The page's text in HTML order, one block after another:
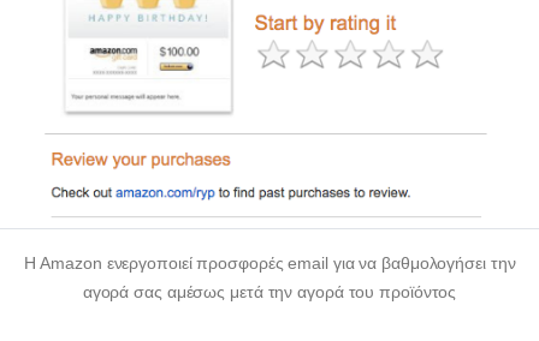
Η Amazon ενεργοποιεί προσφορές email για να βαθμολογήσει την
αγορά σας αμέσως μετά την αγορά του προϊόντος